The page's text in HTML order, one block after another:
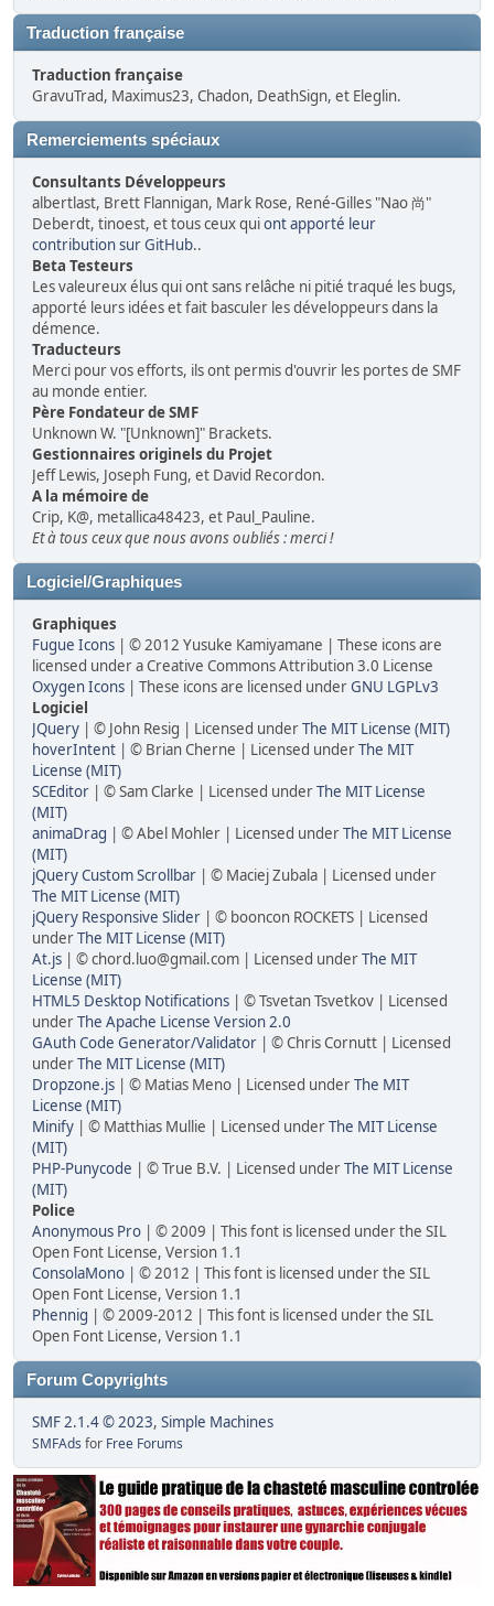
Traduction française
Traduction française
GravuTrad, Maximus23, Chadon, DeathSign, et Eleglin.
Remerciements spéciaux
Consultants Développeurs
albertlast, Brett Flannigan, Mark Rose, René-Gilles "Nao 尚"
Deberdt, tinoest, et tous ceux quiont apporté leur
contribution sur GitHub..
Beta Testeurs
Les valeureux élus qui ont sans relâche ni pitié traqué les bugs,
apporté leurs idées et fait basculer les développeurs dans la
démence.
Traducteurs
Merci pour vos efforts, ils ont permis d'ouvrir les portes de SMF
au monde entier.
Père Fondateur de SMF
Unknown W. "[Unknown]" Brackets.
Gestionnaires originels du Projet
Jeff Lewis, Joseph Fung, et David Recordon.
A la mémoire de
Crip, K@, metallica48423, et Paul_Pauline.
Et à tous ceux que nous avons oubliés : merci !
Logiciel/Graphiques
Graphiques
Fugue Icons | © 2012 Yusuke Kamiyamane | These icons are
licensed under a Creative Commons Attribution 3.0 License
Oxygen Icons | These icons are licensed underGNU LGPLv3
Logiciel
JQuery | © John Resig | Licensed underThe MIT License (MIT)
hoverIntent | © Brian Cherne | Licensed underThe MIT
License (MIT)
SCEditor | © Sam Clarke | Licensed underThe MIT License
(MIT)
animaDrag | © Abel Mohler | Licensed underThe MIT License
(MIT)
jQuery Custom Scrollbar | © Maciej Zubala | Licensed under
The MIT License (MIT)
jQuery Responsive Slider | © booncon ROCKETS | Licensed
underThe MIT License (MIT)
At.js | © chord.luo@gmail.com | Licensed underThe MIT
License (MIT)
HTML5 Desktop Notifications | © Tsvetan Tsvetkov | Licensed
underThe Apache License Version 2.0
GAuth Code Generator/Validator | © Chris Cornutt | Licensed
underThe MIT License (MIT)
Dropzone.js | © Matias Meno | Licensed underThe MIT
License (MIT)
Minify | © Matthias Mullie | Licensed underThe MIT License
(MIT)
PHP-Punycode | © True B.V. | Licensed underThe MIT License
(MIT)
Police
Anonymous Pro | © 2009 | This font is licensed under the SIL
Open Font License, Version 1.1
ConsolaMono | © 2012 | This font is licensed under the SIL
Open Font License, Version 1.1
Phennig | © 2009-2012 | This font is licensed under the SIL
Open Font License, Version 1.1
Forum Copyrights
SMF 2.1.4 © 2023, Simple Machines
SMFAds for Free Forums